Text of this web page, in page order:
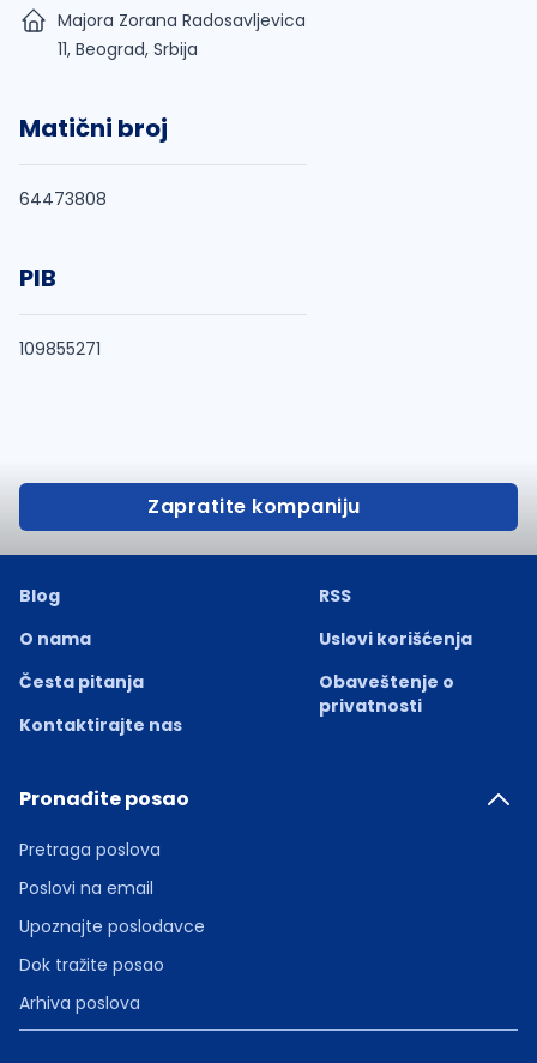
Majora Zorana Radosavljevica
11, Beograd, Srbija
Matični broj
64473808
PIB
109855271
Zapratite kompaniju
Blog
O nama
Česta pitanja
Kontaktirajte nas
RSS
Uslovi korišćenja
Obaveštenje o
privatnosti
Pronađite posao
Pretraga poslova
Poslovi na email
Upoznajte poslodavce
Dok tražite posao
Arhiva poslova